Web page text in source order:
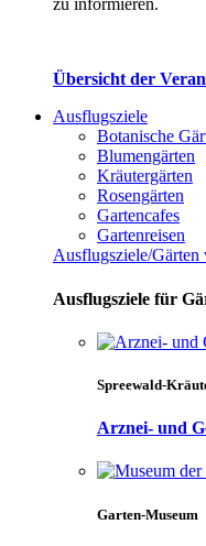
zu informieren.
Übersicht der
Ausflugsziele
Botanische
Blumengärten
Kräutergärten
Rosengärten
Gartencafes
Gartenreisen
Ausflugsziele/Gärten
Ausflugsziele für
Spreewald-
Arznei- und
Garten-Museum